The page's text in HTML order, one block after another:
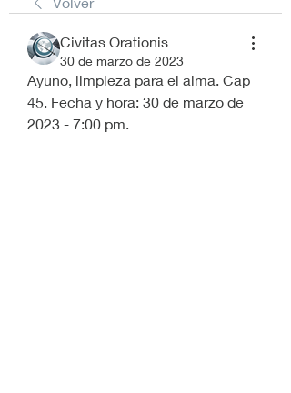
Civitas Orationis
30 de marzo de 2023
Ayuno, limpieza para el alma. Cap
45. Fecha y hora: 30 de marzo de
2023 - 7:00 pm.